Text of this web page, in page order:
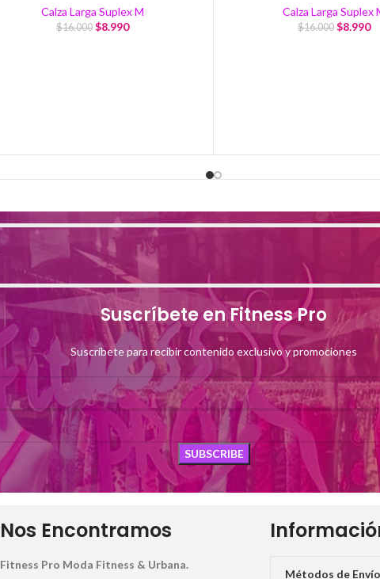
Calza Larga Suplex M
$16.000 $8.990
Calza Larga Suplex
$16.000 $8.990
Suscríbete en Fitness Pro
Suscríbete para recibir contenido exclusivo y promociones
Nos Encontramos
Fitness Pro Moda Fitness & Urbana.
Métodos de